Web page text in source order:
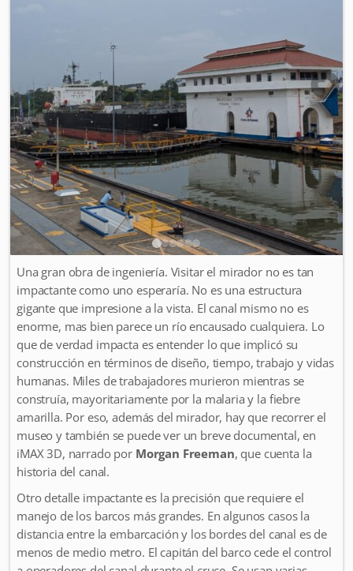
Una gran obra de ingeniería. Visitar el mirador no es tan
impactante como uno esperaría. No es una estructura
gigante que impresione a la vista. El canal mismo no es
enorme, mas bien parece un río encausado cualquiera. Lo
que de verdad impacta es entender lo que implicó su
construcción en términos de diseño, tiempo, trabajo y vidas
humanas. Miles de trabajadores murieron mientras se
construía, mayoritariamente por la malaria y la fiebre
amarilla. Por eso, además del mirador, hay que recorrer el
museo y también se puede ver un breve documental, en
iMAX 3D, narrado por Morgan Freeman, que cuenta la
historia del canal.
Otro detalle impactante es la precisión que requiere el
manejo de los barcos más grandes. En algunos casos la
distancia entre la embarcación y los bordes del canal es de
menos de medio metro. El capitán del barco cede el control